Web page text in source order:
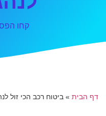
קחו
דף הבית » ביטוח רכב הכי זול